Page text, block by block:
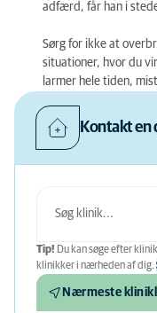
adfærd, får han i
Sørg for ikke at
situationer, hvor du
larmer hele tiden,
Kontakt
Tip! Du kan søge efter
klinikker i nærheden af ​​dig.
Nærmeste